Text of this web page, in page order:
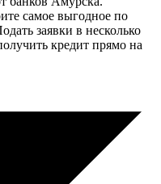
самое выгодное по
заявки в несколько
кредит прямо на